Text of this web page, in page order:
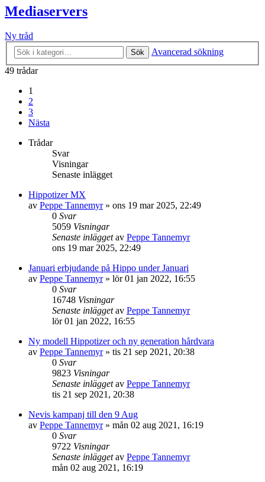
Mediaservers
Ny tråd
Sök
Avancerad sökning
49 trådar
1
2
3
Nästa
Trådar
Svar
Visningar
Senaste inlägget
Hippotizer MX
av Peppe Tannemyr» ons 19 mar 2025, 22:49
0 Svar
5059 Visningar
Senaste inläggetav Peppe Tannemyr
ons 19 mar 2025, 22:49
Januari erbjudande på Hippo under Januari
av Peppe Tannemyr» lör 01 jan 2022, 16:55
0 Svar
16748 Visningar
Senaste inläggetav Peppe Tannemyr
lör 01 jan 2022, 16:55
Ny modell Hippotizer och ny generation hårdvara
av Peppe Tannemyr» tis 21 sep 2021, 20:38
0 Svar
9823 Visningar
Senaste inläggetav Peppe Tannemyr
tis 21 sep 2021, 20:38
Nevis kampanj till den 9 Aug
av Peppe Tannemyr» mån 02 aug 2021, 16:19
0 Svar
9722 Visningar
Senaste inläggetav Peppe Tannemyr
mån 02 aug 2021, 16:19